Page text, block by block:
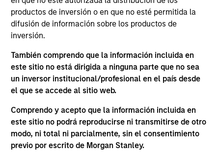
productos de inversión o en que no esté permitida la
difusión de información sobre los productos de
inversión.
También comprendo que la información incluida en
este sitio no está dirigida a ninguna parte que no sea
un inversor institucional/profesional en el país desde
el que se accede al sitio web.
Comprendo y acepto que la información incluida en
este sitio no podrá reproducirse ni transmitirse de otro
modo, ni total ni parcialmente, sin el consentimiento
previo por escrito de Morgan Stanley.
attended Trinity College on a full scholarship,
graduated summa cum laude with a Bachelor of
Science in Economics, and was inducted into Phi
Detter holds the Chartered Financial Analyst
designation.
AIP Hedge Fund Team
Strategic Opportunities